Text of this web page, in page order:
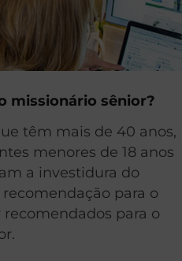
missionário sênior?
têm mais de 40 anos,
menores de 18 anos
a investidura do
para o
para o